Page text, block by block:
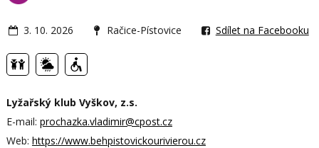
3. 10. 2026 Račice-Pístovice Sdílet na Facebooku
Lyžařský klub Vyškov, z.s.
E-mail: prochazka.vladimir@cpost.cz
Web: https://www.behpistovickourivierou.cz